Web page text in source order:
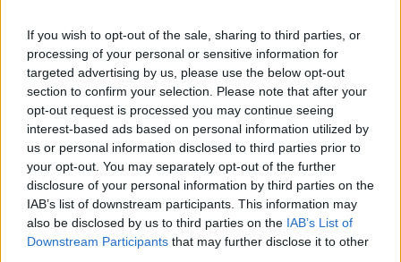
If you wish to opt-out of the sale, sharing to third parties, or
processing of your personal or sensitive information for
targeted advertising by us, please use the below opt-out
section to confirm your selection. Please note that after your
opt-out request is processed you may continue seeing
interest-based ads based on personal information utilized by
us or personal information disclosed to third parties prior to
your opt-out. You may separately opt-out of the further
disclosure of your personal information by third parties on the
IAB’s list of downstream participants. This information may
also be disclosed by us to third parties on the IAB’s List of
Downstream Participants that may further disclose it to other
ανθρωπότητα
6 Αυγούστου 2026 09:42
ΕΝΔΙΑΦΕΡΟΝΤΑ
Tα ζώδια της Πέμπτης 6 Αυγούστου
6 Αυγούστου 2026 08:06
Δημοφιλή αυτή την εβδομάδα